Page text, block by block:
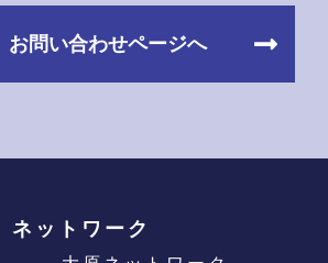
お問い合わせページへ
ネットワーク